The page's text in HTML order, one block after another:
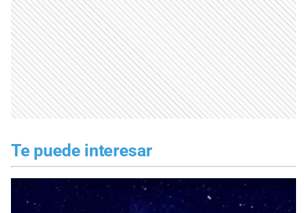
Te puede interesar